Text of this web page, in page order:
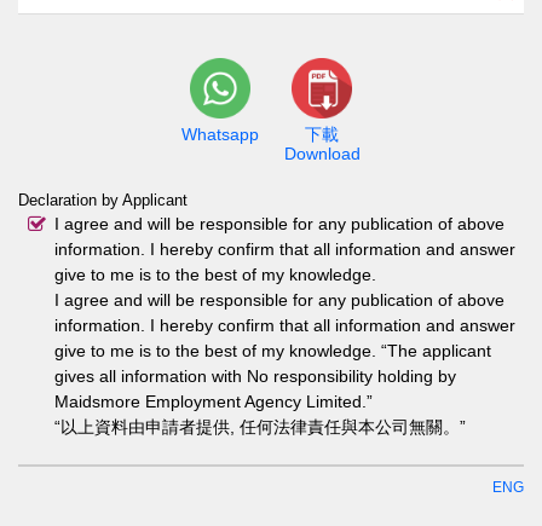
Whatsapp
下載
Download
Declaration by Applicant
I agree and will be responsible for any publication of above
information. I hereby confirm that all information and answer
give to me is to the best of my knowledge.
I agree and will be responsible for any publication of above
information. I hereby confirm that all information and answer
give to me is to the best of my knowledge. “The applicant
gives all information with No responsibility holding by
Maidsmore Employment Agency Limited.”
“以上資料由申請者提供, 任何法律責任與本公司無關。”
ENG